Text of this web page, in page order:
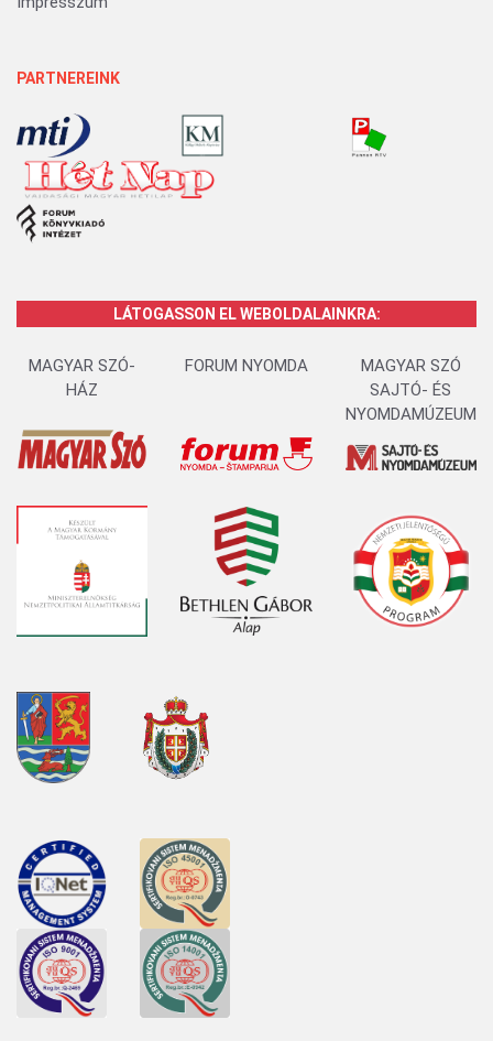
PARTNEREINK
LÁTOGASSON EL WEBOLDALAINKRA:
MAGYAR SZÓ-
HÁZ
FORUM NYOMDA
MAGYAR SZÓ
SAJTÓ- ÉS
NYOMDAMÚZEUM